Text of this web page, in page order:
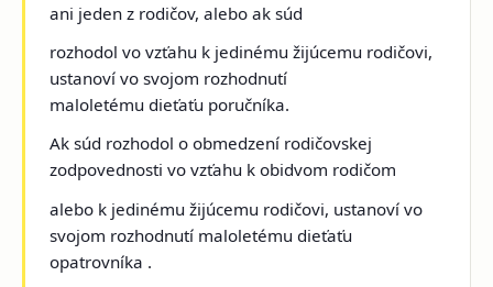
ani jeden z rodičov, alebo ak súd
rozhodol vo vzťahu k jedinému žijúcemu rodičovi,
ustanoví vo svojom rozhodnutí
maloletému dieťaťu poručníka.
Ak súd rozhodol o obmedzení rodičovskej
zodpovednosti vo vzťahu k obidvom rodičom
alebo k jedinému žijúcemu rodičovi, ustanoví vo
svojom rozhodnutí maloletému dieťaťu
opatrovníka .